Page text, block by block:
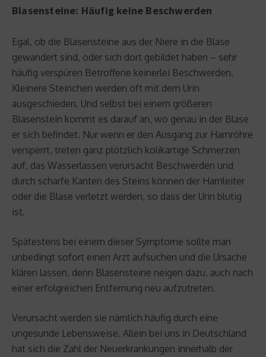
Blasensteine: Häufig keine Beschwerden
Egal, ob die Blasensteine aus der Niere in die Blase
gewandert sind, oder sich dort gebildet haben – sehr
häufig verspüren Betroffene keinerlei Beschwerden.
Kleinere Steinchen werden oft mit dem Urin
ausgeschieden. Und selbst bei einem größeren
Blasenstein kommt es darauf an, wo genau in der Blase
er sich befindet. Nur wenn er den Ausgang zur Harnröhre
versperrt, treten ganz plötzlich kolikartige Schmerzen
auf, das Wasserlassen verursacht Beschwerden und
durch scharfe Kanten des Steins können der Harnleiter
oder die Blase verletzt werden, so dass der Urin blutig
ist.
Spätestens bei einem dieser Symptome sollte man
unbedingt sofort einen Arzt aufsuchen und die Ursache
klären lassen, denn Blasensteine neigen dazu, auch nach
einer erfolgreichen Entfernung neu aufzutreten.
Verursacht werden sie nämlich häufig durch eine
ungesunde Lebensweise. Allein bei uns in Deutschland
hat sich die Zahl der Neuerkrankungen innerhalb der